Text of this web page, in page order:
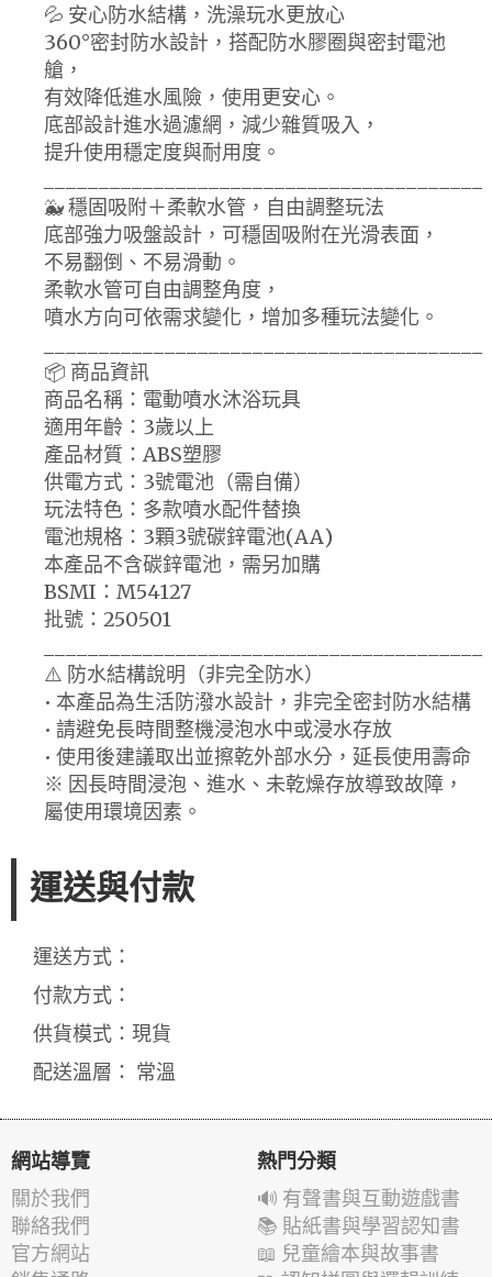
💦 安心防水結構，洗澡玩水更放心
360°密封防水設計，搭配防水膠圈與密封電池
艙，
有效降低進水風險，使用更安心。
底部設計進水過濾網，減少雜質吸入，
提升使用穩定度與耐用度。
🐳 穩固吸附＋柔軟水管，自由調整玩法
底部強力吸盤設計，可穩固吸附在光滑表面，
不易翻倒、不易滑動。
柔軟水管可自由調整角度，
噴水方向可依需求變化，增加多種玩法變化。
📦 商品資訊
商品名稱：電動噴水沐浴玩具
適用年齡：3歲以上
產品材質：ABS塑膠
供電方式：3號電池（需自備）
玩法特色：多款噴水配件替換
電池規格：3顆3號碳鋅電池(AA)
本產品不含碳鋅電池，需另加購
BSMI：M54127
批號：250501
⚠️ 防水結構說明（非完全防水）
• 本產品為生活防潑水設計，非完全密封防水結構
• 請避免長時間整機浸泡水中或浸水存放
• 使用後建議取出並擦乾外部水分，延長使用壽命
※ 因長時間浸泡、進水、未乾燥存放導致故障，
屬使用環境因素。
運送與付款
運送方式：
付款方式：
供貨模式：現貨
配送溫層： 常溫
網站導覽
關於我們
聯絡我們
官方網站
熱門分類
🔊 有聲書與互動遊戲書
📚 貼紙書與學習認知書
📖 兒童繪本與故事書